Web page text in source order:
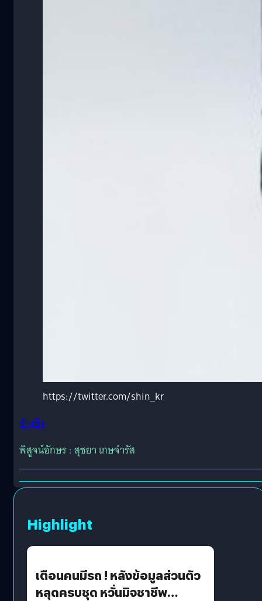
https://twitter.com/shin_kr
อ้างอิง
พิสูจน์อักษร : สุชยา เกษจำรัส
Highlight
เตือนคนมีรถ ! หลังข้อมูลส่วนตัว
หลุดครบชุด หวั่นมิจชาชีพ